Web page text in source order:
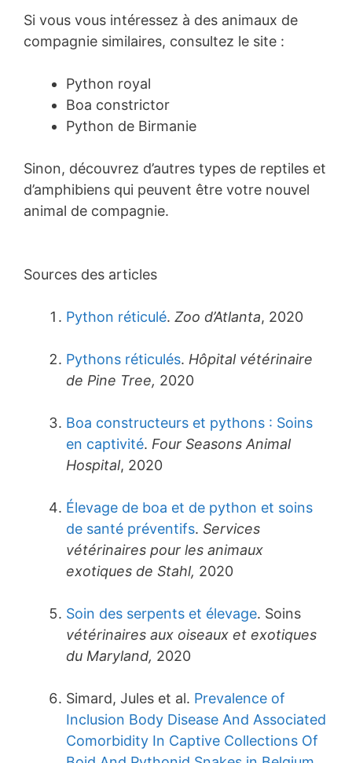
Si vous vous intéressez à des animaux de
compagnie similaires, consultez le site :
Python royal
Boa constrictor
Python de Birmanie
Sinon, découvrez d’autres types de reptiles et
d’amphibiens qui peuvent être votre nouvel
animal de compagnie.
Sources des articles
Python réticulé. Zoo d’Atlanta, 2020
Pythons réticulés. Hôpital vétérinaire
de Pine Tree, 2020
Boa constructeurs et pythons : Soins
en captivité. Four Seasons Animal
Hospital, 2020
Élevage de boa et de python et soins
de santé préventifs. Services
vétérinaires pour les animaux
exotiques de Stahl, 2020
Soin des serpents et élevage. Soins
vétérinaires aux oiseaux et exotiques
du Maryland, 2020
Simard, Jules et al. Prevalence of
Inclusion Body Disease And Associated
Comorbidity In Captive Collections Of